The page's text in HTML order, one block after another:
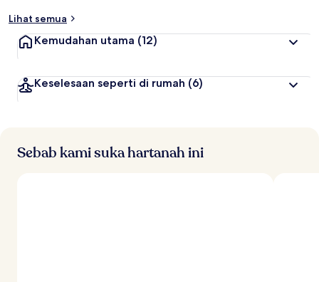
Lihat semua
Kemudahan utama (12)
Keselesaan seperti di rumah (6)
Sebab kami suka hartanah ini